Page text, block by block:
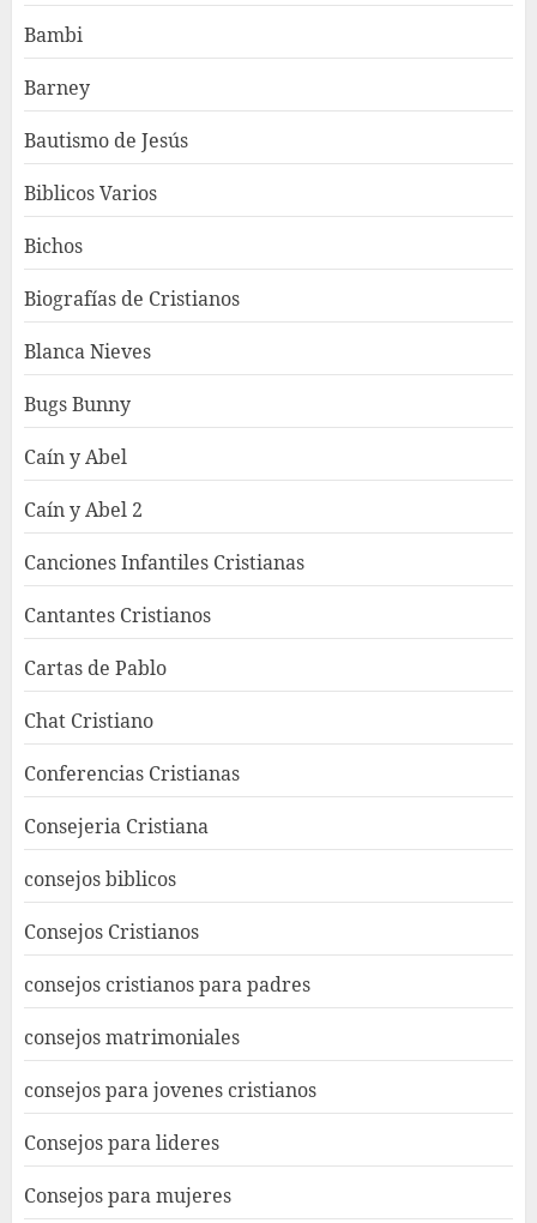
Bambi
Barney
Bautismo de Jesús
Biblicos Varios
Bichos
Biografías de Cristianos
Blanca Nieves
Bugs Bunny
Caín y Abel
Caín y Abel 2
Canciones Infantiles Cristianas
Cantantes Cristianos
Cartas de Pablo
Chat Cristiano
Conferencias Cristianas
Consejeria Cristiana
consejos biblicos
Consejos Cristianos
consejos cristianos para padres
consejos matrimoniales
consejos para jovenes cristianos
Consejos para lideres
Consejos para mujeres